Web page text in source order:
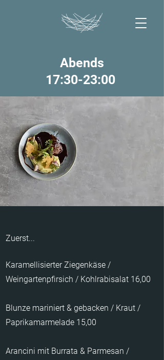
Abends
17:30-23:00
Zuerst...
Karamellisierter Ziegenkäse /
Weingartenpfirsich / Kohlrabisalat 16,00
Blunze mariniert & gebacken / Kraut /
Paprikamarmelade 15,00
Arancini mit Burrata & Parmesan /